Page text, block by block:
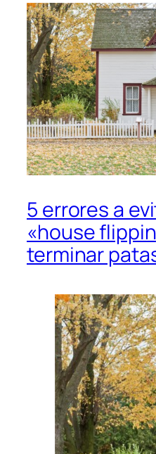
5 errores a
«house
terminar